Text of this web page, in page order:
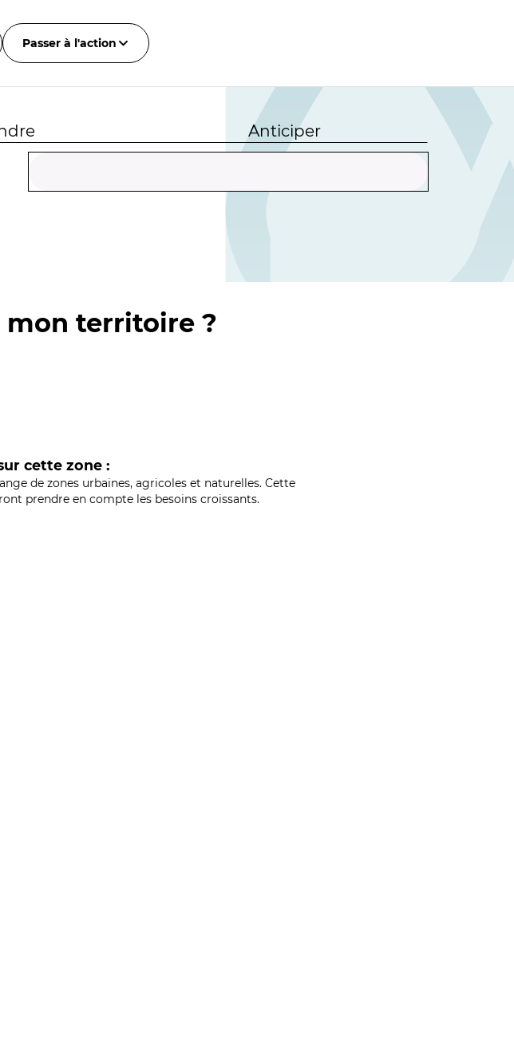
Passer à l'action
Anticiper
mon territoire ?
cette zone :
de zones urbaines, agricoles et naturelles. Cette
prendre en compte les besoins croissants.